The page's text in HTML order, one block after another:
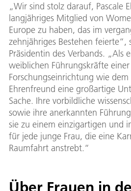
„Wir sind stolz darauf, Pascale
langjähriges Mitglied von
Europe zu haben, das im
zehnjähriges Bestehen feierte“,
Präsidentin des Verbands. „Als
weiblichen Führungskräfte
Forschungseinrichtung wie dem
Ehrenfreund eine großartige
Sache. Ihre vorbildliche
sowie ihre anerkannten
sie zu einem einzigartigen und
für jede junge Frau, die eine
Raumfahrt anstrebt.“